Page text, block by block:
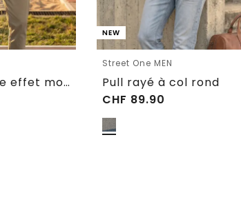
Polo en maille effet mouliné
NEW
Street One MEN
Pull rayé à col rond
CHF 89.90